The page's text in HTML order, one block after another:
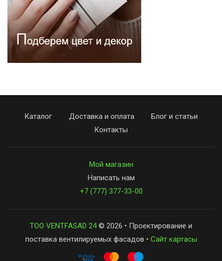
Каталог Доставка и оплата
Блог и статьи
Контакты
Мой магазин
Написать нам
+7 (777) 377-33-00
ТОО VENTFASAD 24© 2026 • Проектирование и
поставка вентилируемых фасадов • Сайт картасы